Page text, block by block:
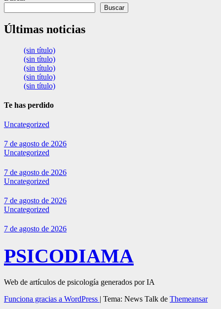
Buscar
Últimas noticias
(sin título)
(sin título)
(sin título)
(sin título)
(sin título)
Te has perdido
Uncategorized
7 de agosto de 2026
Uncategorized
7 de agosto de 2026
Uncategorized
7 de agosto de 2026
Uncategorized
7 de agosto de 2026
PSICODIAMA
Web de artículos de psicología generados por IA
Funciona gracias a WordPress | Tema: News Talk de Themeansar